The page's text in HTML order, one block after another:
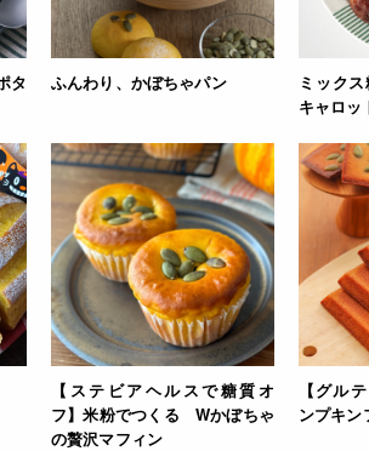
タ
ふんわり、かぼちゃパン
ミック
キャロッ
【ステビアヘルスで糖質オ
フ】米粉でつくる Wかぼちゃ
の贅沢マフィン
【グル
ンプキン